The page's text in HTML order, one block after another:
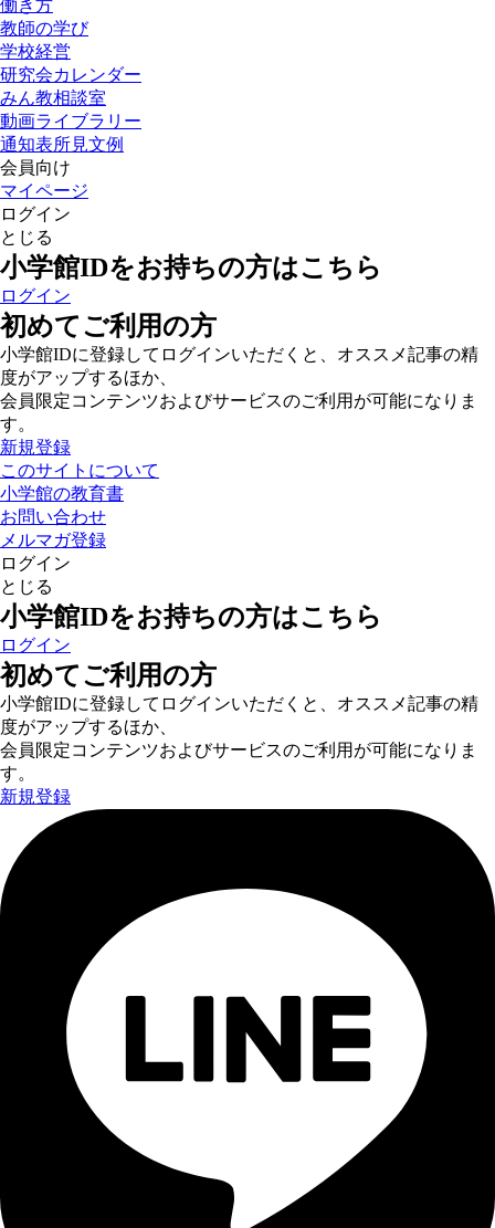
働き方
教師の学び
学校経営
研究会カレンダー
みん教相談室
動画ライブラリー
通知表所見文例
会員向け
マイページ
ログイン
とじる
小学館IDをお持ちの方はこちら
ログイン
初めてご利用の方
小学館IDに登録してログインいただくと、オススメ記事の精
度がアップするほか、
会員限定コンテンツおよびサービスのご利用が可能になりま
す。
新規登録
このサイトについて
小学館の教育書
お問い合わせ
メルマガ登録
ログイン
とじる
小学館IDをお持ちの方はこちら
ログイン
初めてご利用の方
小学館IDに登録してログインいただくと、オススメ記事の精
度がアップするほか、
会員限定コンテンツおよびサービスのご利用が可能になりま
す。
新規登録